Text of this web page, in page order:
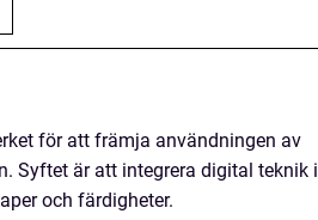
för att främja användningen av
Syftet är att integrera digital teknik i
och färdigheter.